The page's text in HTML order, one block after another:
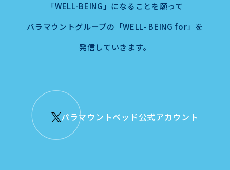
「WELL-BEING」になることを願って
パラマウントグループの「WELL- BEING for」を
発信していきます。
パラマウントベッド公式アカウント